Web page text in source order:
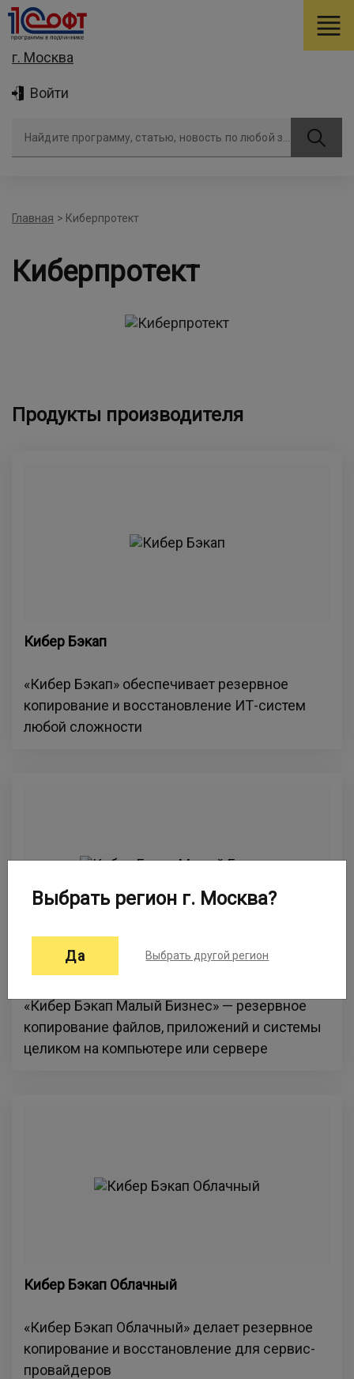
г. Москва
Войти
Главная > Киберпротект
Киберпротект
Продукты производителя
Кибер Бэкап
«Кибер Бэкап» обеспечивает резервное
копирование и восстановление ИТ-систем
любой сложности
Кибер Бэкап Малый Бизнес
«Кибер Бэкап Малый Бизнес» — резервное
копирование файлов, приложений и системы
целиком на компьютере или сервере
Кибер Бэкап Облачный
«Кибер Бэкап Облачный» делает резервное
копирование и восстановление для сервис-
провайдеров
Выбрать регион г. Москва?
Да Выбрать другой регион